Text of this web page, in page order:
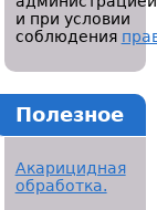
и при условии
соблюдения
Полезное
Акарицидная
обработка.